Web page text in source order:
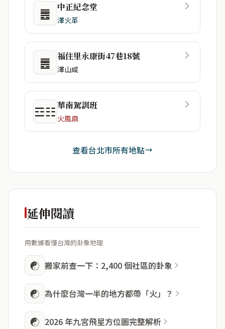
䷌ 中正紀念堂
澤火革
䷌ 福住里永康街47巷18號
澤山咸
☲☷華南駕訓班
火風鼎
查看台北市所有地點
延伸閱讀
用數據看懂台灣的卦象地理
☯ 搬家前查一下：2,400 個社區的卦象
☯ 為什麼台灣一半的地方都帶「火」？
☯ 2026 年九宮飛星方位圖完整解析